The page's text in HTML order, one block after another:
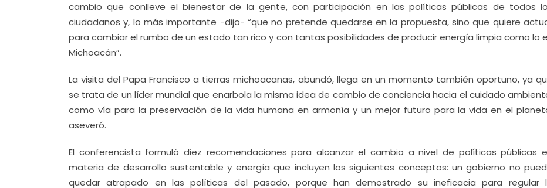
cambio que conlleve el bienestar de la gente, con participación en las políticas públicas de todos
ciudadanos y, lo más importante -dijo- “que no pretende quedarse en la propuesta, sino que quiere
para cambiar el rumbo de un estado tan rico y con tantas posibilidades de producir energía limpia como lo
Michoacán”.
La visita del Papa Francisco a tierras michoacanas, abundó, llega en un momento también oportuno, ya
se trata de un líder mundial que enarbola la misma idea de cambio de conciencia hacia el cuidado
como vía para la preservación de la vida humana en armonía y un mejor futuro para la vida en el
aseveró.
El conferencista formuló diez recomendaciones para alcanzar el cambio a nivel de políticas públicas
materia de desarrollo sustentable y energía que incluyen los siguientes conceptos: un gobierno no
quedar atrapado en las políticas del pasado, porque han demostrado su ineficacia para regular